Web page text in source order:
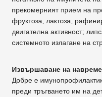
прекомерният прием на
фруктоза, лактоза,
двигателна активност;
системното излагане на
Извършаване на
Добре е
преди тръгването им на